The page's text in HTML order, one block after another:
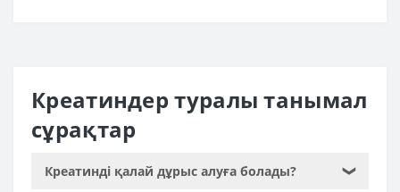
Креатиндер туралы танымал
сұрақтар
Креатинді қалай дұрыс алуға болады? ❯